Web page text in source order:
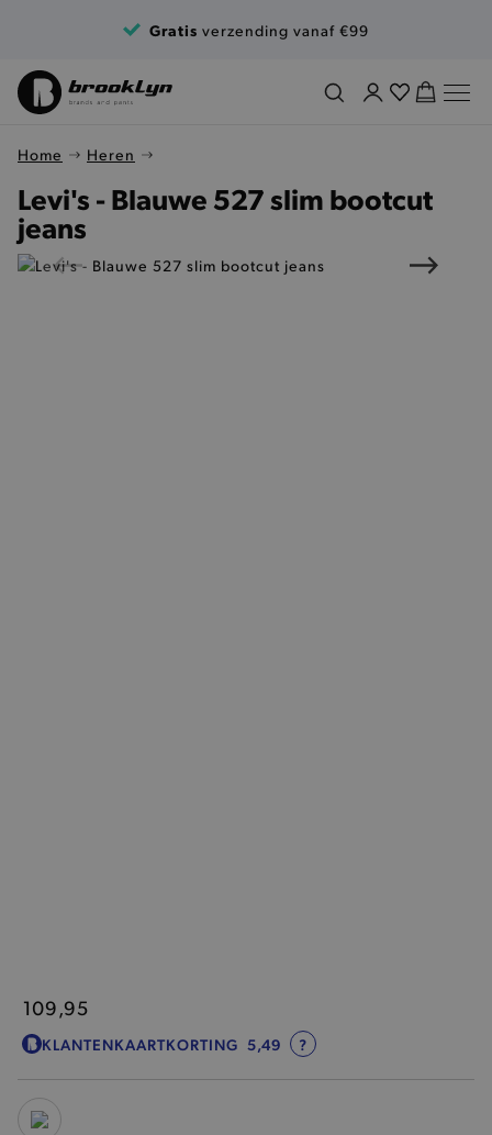
Gratis verzending vanaf €99
Home Heren
Levi's - Blauwe 527 slim bootcut
jeans
109,95
KLANTENKAARTKORTING 5,49 ?